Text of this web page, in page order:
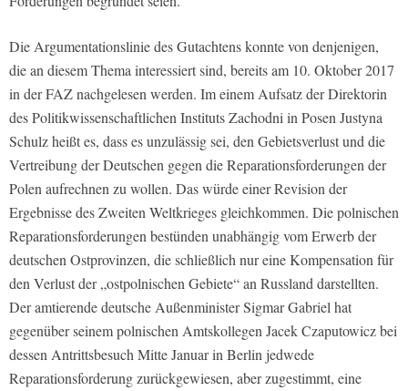
Die Argumentationslinie des Gutachtens konnte von denjenigen,
die an diesem Thema interessiert sind, bereits am 10. Oktober 2017
in der FAZ nachgelesen werden. Im einem Aufsatz der Direktorin
des Politikwissenschaftlichen Instituts Zachodni in Posen Justyna
Schulz heißt es, dass es unzulässig sei, den Gebietsverlust und die
Vertreibung der Deutschen gegen die Reparationsforderungen der
Polen aufrechnen zu wollen. Das würde einer Revision der
Ergebnisse des Zweiten Weltkrieges gleichkommen. Die polnischen
Reparationsforderungen bestünden unabhängig vom Erwerb der
deutschen Ostprovinzen, die schließlich nur eine Kompensation für
den Verlust der „ostpolnischen Gebiete“ an Russland darstellten.
Der amtierende deutsche Außenminister Sigmar Gabriel hat
gegenüber seinem polnischen Amtskollegen Jacek Czaputowicz bei
dessen Antrittsbesuch Mitte Januar in Berlin jedwede
Reparationsforderung zurückgewiesen, aber zugestimmt, eine